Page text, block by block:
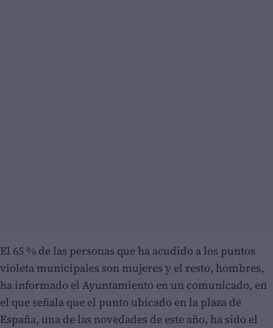
El 65 % de las personas que ha acudido a los puntos
violeta municipales son mujeres y el resto, hombres,
ha informado el Ayuntamiento en un comunicado, en
el que señala que el punto ubicado en la plaza de
España, una de las novedades de este año, ha sido el